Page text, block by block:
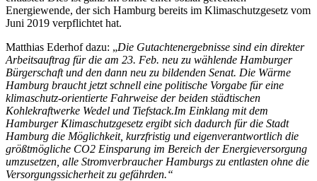
Energiewende, der sich Hamburg bereits im Klimaschutzgesetz vom
Juni 2019 verpflichtet hat.
Matthias Ederhof dazu: „Die Gutachtenergebnisse sind ein direkter
Arbeitsauftrag für die am 23. Feb. neu zu wählende Hamburger
Bürgerschaft und den dann neu zu bildenden Senat. Die Wärme
Hamburg braucht jetzt schnell eine politische Vorgabe für eine
klimaschutz-orientierte Fahrweise der beiden städtischen
Kohlekraftwerke Wedel und Tiefstack.Im Einklang mit dem
Hamburger Klimaschutzgesetz ergibt sich dadurch für die Stadt
Hamburg die Möglichkeit, kurzfristig und eigenverantwortlich die
größtmögliche CO2 Einsparung im Bereich der Energieversorgung
umzusetzen, alle Stromverbraucher Hamburgs zu entlasten ohne die
Versorgungssicherheit zu gefährden.“